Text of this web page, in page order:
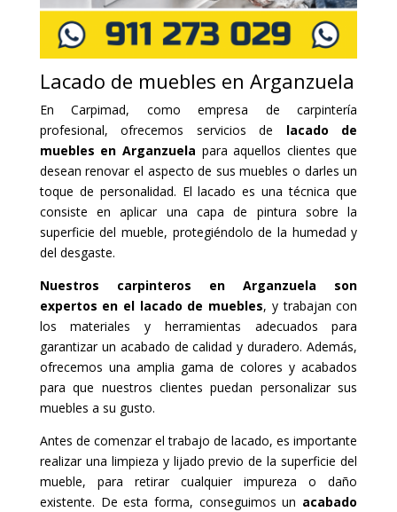
Lacado de muebles en Arganzuela
En Carpimad, como empresa de carpintería
profesional, ofrecemos servicios de lacado de
muebles en Arganzuela para aquellos clientes que
desean renovar el aspecto de sus muebles o darles un
toque de personalidad. El lacado es una técnica que
consiste en aplicar una capa de pintura sobre la
superficie del mueble, protegiéndolo de la humedad y
del desgaste.
Nuestros carpinteros en Arganzuela son
expertos en el lacado de muebles, y trabajan con
los materiales y herramientas adecuados para
garantizar un acabado de calidad y duradero. Además,
ofrecemos una amplia gama de colores y acabados
para que nuestros clientes puedan personalizar sus
muebles a su gusto.
Antes de comenzar el trabajo de lacado, es importante
realizar una limpieza y lijado previo de la superficie del
mueble, para retirar cualquier impureza o daño
existente. De esta forma, conseguimos un acabado